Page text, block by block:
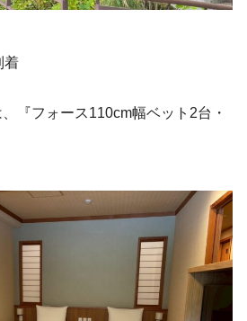
着
『フォース110cm幅ベット2台・